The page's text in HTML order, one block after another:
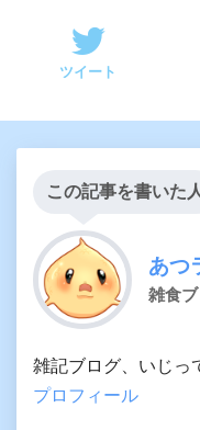
ツイート
この記事を書いた
あつ
雑食
雑記ブログ、いじっ
プロフィール